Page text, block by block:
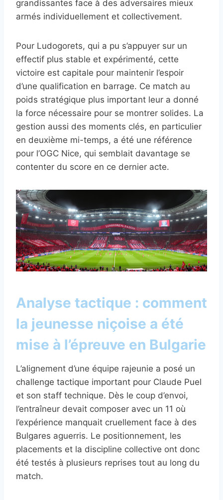
grandissantes face à des adversaires mieux
armés individuellement et collectivement.
Pour Ludogorets, qui a pu s’appuyer sur un
effectif plus stable et expérimenté, cette
victoire est capitale pour maintenir l’espoir
d’une qualification en barrage. Ce match au
poids stratégique plus important leur a donné
la force nécessaire pour se montrer solides. La
gestion aussi des moments clés, en particulier
en deuxième mi-temps, a été une référence
pour l’OGC Nice, qui semblait davantage se
contenter du score en ce dernier acte.
Analyse tactique : comment
la jeunesse niçoise a été
mise à l’épreuve en Bulgarie
L’alignement d’une équipe rajeunie a posé un
challenge tactique important pour Claude Puel
et son staff technique. Dès le coup d’envoi,
l’entraîneur devait composer avec un 11 où
l’expérience manquait cruellement face à des
Bulgares aguerris. Le positionnement, les
placements et la discipline collective ont donc
été testés à plusieurs reprises tout au long du
match.